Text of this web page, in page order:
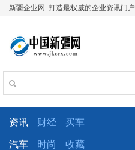
新疆企业网_打造最权威的企业资讯门户
资讯 财经 买车
汽车 时尚 收藏